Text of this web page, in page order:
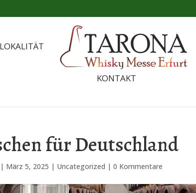
LOKALITÄT
KONTAKT
für Deutschland
März 5, 2025 | Uncategorized | 0 Kommentare